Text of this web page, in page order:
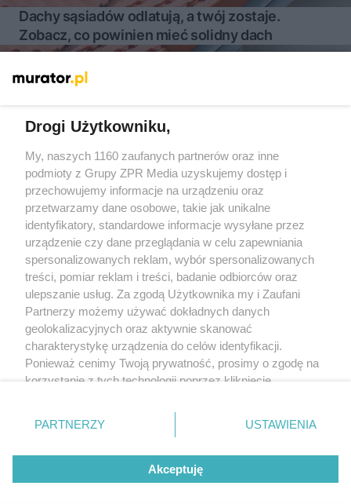
Dachy sąsiadów odlatują, a twój zostaje.
Zobacz, co powinien mieć solidny dach
Żaden utwór zamieszczony w serwisie nie może być powielany i
rozpowszechniany lub dalej rozpowszechniany w jakikolwiek sposób
(w tym także elektroniczny lub mechaniczny) na jakimkolwiek polu
eksploatacji w jakiejkolwiek formie, włącznie z umieszczaniem w
Internecie bez pisemnej zgody właściciela praw. Jakiekolwiek użycie
lub wykorzystanie utworów w całości lub w części z naruszeniem
prawa, tzn. bez właściwej zgody, jest zabronione pod groźbą kary i
może być ścigane prawnie.
Drogi Użytkowniku,
My, naszych 1160 zaufanych partnerów oraz inne
podmioty z Grupy ZPR Media uzyskujemy dostęp i
przechowujemy informacje na urządzeniu oraz
przetwarzamy dane osobowe, takie jak unikalne
identyfikatory, standardowe informacje wysyłane przez
urządzenie czy dane przeglądania w celu zapewniania
spersonalizowanych reklam, wybór spersonalizowanych
treści, pomiar reklam i treści, badanie odbiorców oraz
ulepszanie usług. Za zgodą Użytkownika my i Zaufani
Partnerzy możemy używać dokładnych danych
geolokalizacyjnych oraz aktywnie skanować
charakterystykę urządzenia do celów identyfikacji.
Ponieważ cenimy Twoją prywatność, prosimy o zgodę na
korzystanie z tych technologii poprzez kliknięcie
zmienić/wycofać klikając przycisk ustawień prywatności
znajdujący się w lewym dolnym rogu strony
rodzaje przetwarzania danych nie wymagają zgody
użytkownika, ale masz prawo sprzeciwić się takiemu
przetwarzaniu. Preferencje będą miały zastosowanie tylko
PARTNERZY USTAWIENIA
Akceptuję